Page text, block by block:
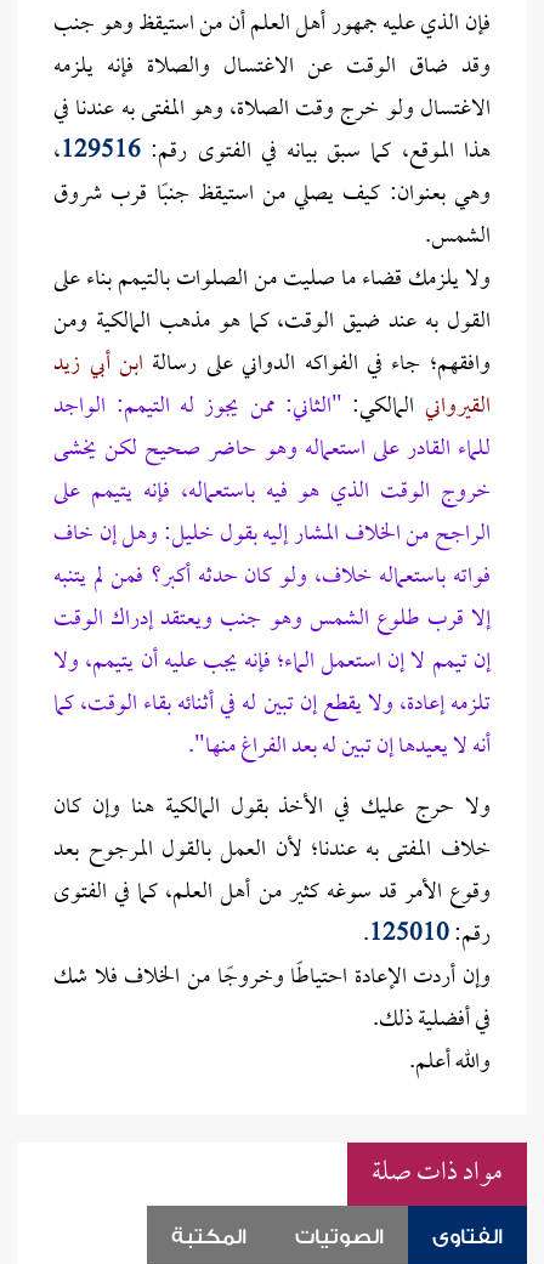
فإن الذي عليه جمهور أهل العلم أن من استيقظ وهو جنب
وقد ضاق الوقت عن الاغتسال والصلاة فإنه يلزمه
الاغتسال ولو خرج وقت الصلاة، وهو المفتى به عندنا في
هذا الموقع، كما سبق بيانه في الفتوى رقم: 129516،
وهي بعنوان: كيف يصلي من استيقظ جنبًا قرب شروق
الشمس.
ولا يلزمك قضاء ما صليت من الصلوات بالتيمم بناء على
القول به عند ضيق الوقت، كما هو مذهب المالكية ومن
وافقهم؛ جاء في الفواكه الدواني على رسالة ابن أبي زيد
القيرواني المالكي: "الثاني: ممن يجوز له التيمم: الواجد
للماء القادر على استعماله وهو حاضر صحيح لكن يخشى
خروج الوقت الذي هو فيه باستعماله، فإنه يتيمم على
الراجح من الخلاف المشار إليه بقول خليل: وهل إن خاف
فواته باستعماله خلاف، ولو كان حدثه أكبر؟ فمن لم يتنبه
إلا قرب طلوع الشمس وهو جنب ويعتقد إدراك الوقت
إن تيمم لا إن استعمل الماء؛ فإنه يجب عليه أن يتيمم، ولا
تلزمه إعادة، ولا يقطع إن تبين له في أثنائه بقاء الوقت، كما
أنه لا يعيدها إن تبين له بعد الفراغ منها".
ولا حرج عليك في الأخذ بقول المالكية هنا وإن كان
خلاف المفتى به عندنا؛ لأن العمل بالقول المرجوح بعد
وقوع الأمر قد سوغه كثير من أهل العلم، كما في الفتوى
رقم:125010
.
وإن أردت الإعادة احتياطًا وخروجًا من الخلاف فلا شك
في أفضلية ذلك.
والله أعلم.
مواد ذات صلة
الفتاوى الصوتيات المكتبة